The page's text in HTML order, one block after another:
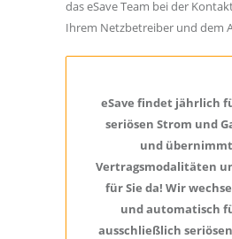
das eSave Team bei der
Ihrem Netzbetreiber und dem
eSave findet jährlich
seriösen Strom und
und
Vertragsmodalitäten
für Sie da! Wir
und automatisch
ausschließlich